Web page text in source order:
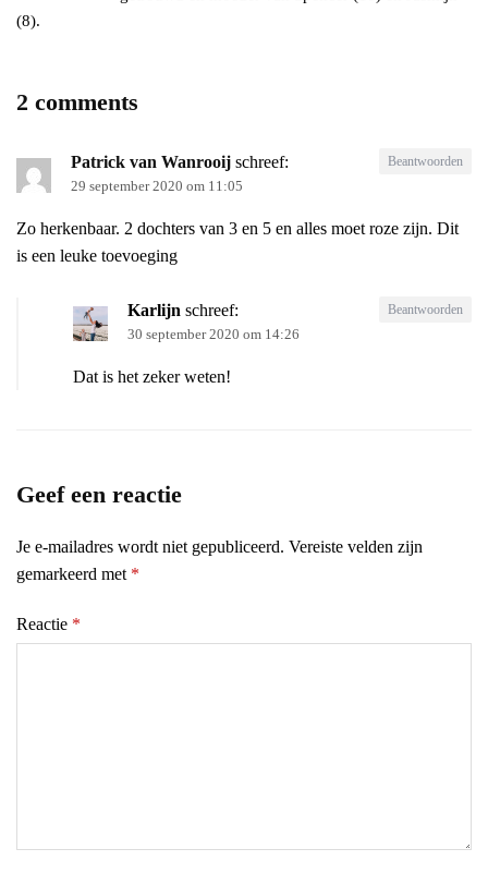
(8).
2 comments
Patrick van Wanrooij schreef:
29 september 2020 om 11:05
Zo herkenbaar. 2 dochters van 3 en 5 en alles moet roze zijn. Dit
is een leuke toevoeging
Beantwoorden
Karlijn schreef:
30 september 2020 om 14:26
Dat is het zeker weten!
Beantwoorden
Geef een reactie
Je e-mailadres wordt niet gepubliceerd. Vereiste velden zijn
gemarkeerd met *
Reactie *